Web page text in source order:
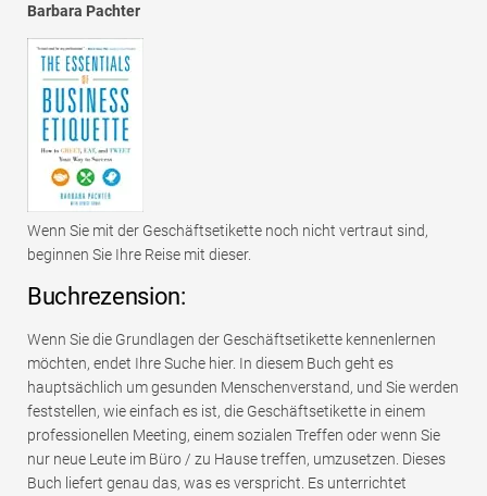
Barbara Pachter
Wenn Sie mit der Geschäftsetikette noch nicht vertraut sind,
beginnen Sie Ihre Reise mit dieser.
Buchrezension:
Wenn Sie die Grundlagen der Geschäftsetikette kennenlernen
möchten, endet Ihre Suche hier. In diesem Buch geht es
hauptsächlich um gesunden Menschenverstand, und Sie werden
feststellen, wie einfach es ist, die Geschäftsetikette in einem
professionellen Meeting, einem sozialen Treffen oder wenn Sie
nur neue Leute im Büro / zu Hause treffen, umzusetzen. Dieses
Buch liefert genau das, was es verspricht. Es unterrichtet